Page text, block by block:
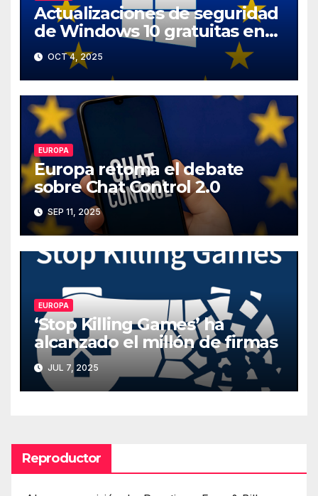
Actualizaciones de seguridad
de Windows 10 gratuitas en
Europa
OCT 4, 2025
EUROPA
Europa retoma el debate
sobre Chat Control 2.0
SEP 11, 2025
EUROPA
‘Stop Killing Games’ ha
alcanzado el millón de firmas
JUL 7, 2025
Reproductor